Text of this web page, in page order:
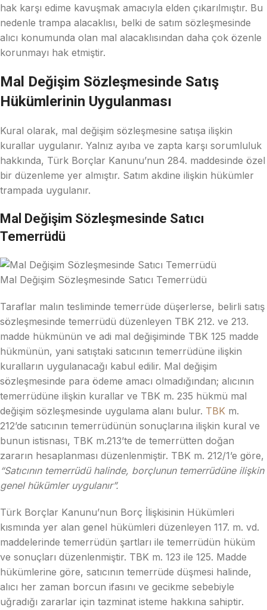
hak karşı edime kavuşmak amacıyla elden çıkarılmıştır. Bu
nedenle trampa alacaklısı, belki de satım sözleşmesinde
alıcı konumunda olan mal alacaklısından daha çok özenle
korunmayı hak etmiştir.
Mal Değişim Sözleşmesinde Satış
Hükümlerinin Uygulanması
Kural olarak, mal değişim sözleşmesine satışa ilişkin
kurallar uygulanır. Yalnız ayıba ve zapta karşı sorumluluk
hakkında, Türk Borçlar Kanunu’nun 284. maddesinde özel
bir düzenleme yer almıştır. Satım akdine ilişkin hükümler
trampada uygulanır.
Mal Değişim Sözleşmesinde Satıcı
Temerrüdü
Mal Değişim Sözleşmesinde Satıcı Temerrüdü
Taraflar malın tesliminde temerrüde düşerlerse, belirli satış
sözleşmesinde temerrüdü düzenleyen TBK 212. ve 213.
madde hükmünün ve adi mal değişiminde TBK 125 madde
hükmünün, yani satıştaki satıcının temerrüdüne ilişkin
kuralların uygulanacağı kabul edilir. Mal değişim
sözleşmesinde para ödeme amacı olmadığından; alıcının
temerrüdüne ilişkin kurallar ve TBK m. 235 hükmü mal
değişim sözleşmesinde uygulama alanı bulur. TBK m.
212’de satıcının temerrüdünün sonuçlarına ilişkin kural ve
bunun istisnası, TBK m.213’te de temerrütten doğan
zararın hesaplanması düzenlenmiştir. TBK m. 212/1’e göre,
“Satıcının temerrüdü halinde, borçlunun temerrüdüne ilişkin
genel hükümler uygulanır”.
Türk Borçlar Kanunu’nun Borç İlişkisinin Hükümleri
kısmında yer alan genel hükümleri düzenleyen 117. m. vd.
maddelerinde temerrüdün şartları ile temerrüdün hüküm
ve sonuçları düzenlenmiştir. TBK m. 123 ile 125. Madde
hükümlerine göre, satıcının temerrüde düşmesi halinde,
alıcı her zaman borcun ifasını ve gecikme sebebiyle
uğradığı zararlar için tazminat isteme hakkına sahiptir.